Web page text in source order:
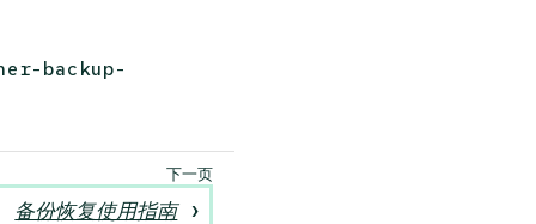
backup-
备份恢复使用指南